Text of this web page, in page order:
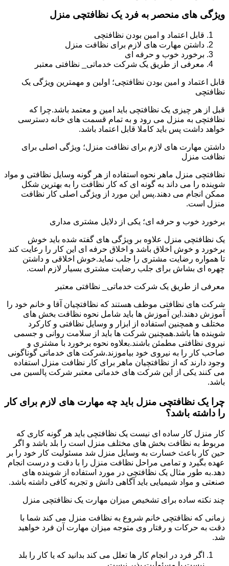
ویژگی های منحصر به فرد یک نظافتچی منزل
قابل اعتماد و امین بودن نظافتچی
داشتن مهارت های لازم برای نظافت منزل
برخورد خوب و حرفه ای
معرفی از طریق یک شرکت خدماتی_ نظافتی معتبر
قابل اعتماد و امین بودن نظافتچی؛ اولین و مهمترین ویژگی یک
نظافتچی
قبل از هر چیزی یک نظافتچی باید امین و معتمد باشد.چرا که
نظافتچی به منزل می رود و به تمام قسمت های خانه دسترسی
خواهد داشت پس باید کاملا قابل اعتماد باشد.
داشتن مهارت های لازم برای نظافت منزل؛ ویژگی اصلی برای
نظافت منزل
نظافتچی منزل ماهر نحوه استفاده از هر گونه وسایل نظافتی و مواد
شوینده را می داند به گونه ای که کار نظافت را به بهترین شکل
ممکن انجام می دهند.پس این مورد از ویژگی اصلی کار نظافت
منزل است.
برخورد خوب و حرفه ای؛ یکی از دلایل مشتری مداری
یک نظافتچی منزل علاوه بر ویژگی های گفته شده باید خوش
برخورد و خوش اخلاق باشد و اخلاق حرفه ای این کار را رعایت کند
تا همواره رضایت مشتری را جلب نماید.خوش اخلاقی و داشتن
چهره ای بشاش برای جلب رضایت مشتری بسیار لازم است.
معرفی از طریق یک شرکت خدماتی_ نظافتی معتبر
شرکت های نظافتی موظف هستند که نظافتچیان آقا و خانم خود را
آموزش دهند.این آموزش ها باید شامل نحوه نظافت بخش های
مختلف و همچنین استفاده از ابزار و وسایل نظافتی و کارکرد
شوینده ها باشد.همچنین شرکت ها باید از سلامت روانی و جسمی
نیروی نظافتی مطمئن باشند.بعلاوه نحوه برخورد با مشتری و
صاحب کار را به نیروی خود بیاموزند.شرکت های خدماتی گوناگونی
وجود دارند که از نظافتچیان ماهر برای کار نظافت منزل استفاده
می کنند یکی از این شرکت های خدماتی معتبر شرکت پالسین می
باشد.
چرا یک نظافتچی منزل باید چه مهارت های لازم برای کار
را داشته باشد؟
کار منزل کار ساده ای نیست یک نظافتچی باید هر گونه کاری که
مربوط به نظافت بخش های مختلف منزل است را بلد باشد و اگر
حین کار باعث خسارت به وسایل منزل شد مسئولیت کار خود را بر
عهده بگیرد و تمامی مراحل نظافت منزل را با دقت و درست انجام
دهد.به طور مثال یک نظافتچی در مورد استفاده از شوینده های
صنعتی و مواد شیمیایی باید آگاهی دانش و تجربه کافی داشته باشد.
چند نکته ساده برای تشخیص میزان مهارت یک نظافتچی منزل
زمانی که نظافتچی خانم شروع به نظافت منزل می کند شما با
دقت به حرکات و رفتار وی متوجه میزان مهارت آن فرد خواهید
شد.
اگر فرد در انجام کار ها تعلل می کند بدانید که یا کار را بلد